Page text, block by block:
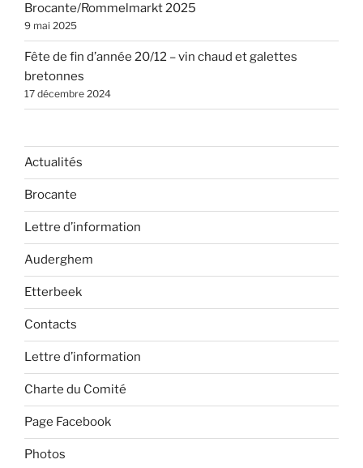
Brocante/Rommelmarkt 2025
9 mai 2025
Fête de fin d’année 20/12 – vin chaud et galettes
bretonnes
17 décembre 2024
Actualités
Brocante
Lettre d’information
Auderghem
Etterbeek
Contacts
Lettre d’information
Charte du Comité
Page Facebook
Photos